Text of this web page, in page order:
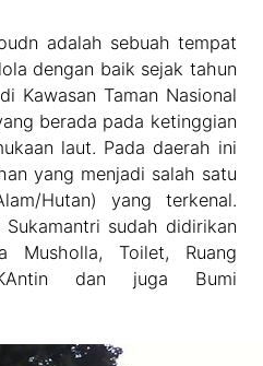
adalah sebuah tempat
dengan baik sejak tahun
Kawasan Taman Nasional
berada pada ketinggian
laut. Pada daerah ini
yang menjadi salah satu
Hutan) yang terkenal.
sudah didirikan
Musholla, Toilet, Ruang
dan juga Bumi